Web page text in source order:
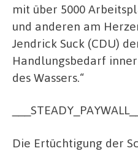
mit über 5000
und anderen am
Jendrick Suck (CDU)
Handlungsbedarf
des Wassers.“
Die Ertüchtigung der